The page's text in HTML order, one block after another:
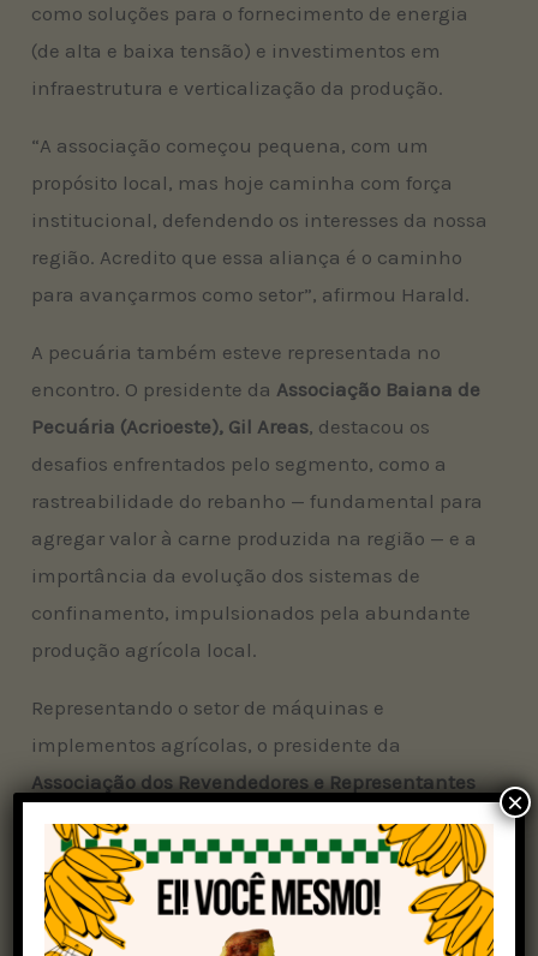
como soluções para o fornecimento de energia
(de alta e baixa tensão) e investimentos em
infraestrutura e verticalização da produção.
“A associação começou pequena, com um
propósito local, mas hoje caminha com força
institucional, defendendo os interesses da nossa
região. Acredito que essa aliança é o caminho
para avançarmos como setor”, afirmou Harald.
A pecuária também esteve representada no
encontro. O presidente daAssociação Baiana de
Pecuária (Acrioeste), Gil Areas, destacou os
desafios enfrentados pelo segmento, como a
rastreabilidade do rebanho — fundamental para
agregar valor à carne produzida na região — e a
importância da evolução dos sistemas de
confinamento, impulsionados pela abundante
produção agrícola local.
Representando o setor de máquinas e
implementos agrícolas, o presidente da
Associação dos Revendedores e Representantes
de Máquinas, Equipamentos e Implementos
Agrícolas do Oeste da Bahia (Assomiba), Fábio
Martins, reforçou o apoio à iniciativa e destacou
que o segmento está pronto para colaborar com
×